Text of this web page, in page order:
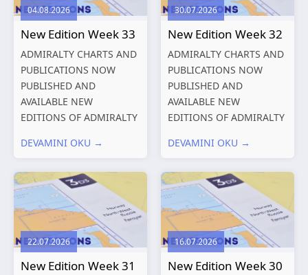
Dijital Yayınlar ve Uyum
Yönetimi çözümleri
sunmaktadır.
Hizmetlerimiz; gemi
işletmecileri, armatörler,
teknik yönetim şirketleri
ve denizcilik...
04.08.2026
New Edition Week 33
ADMIRALTY CHARTS AND
PUBLICATIONS NOW
PUBLISHED AND
AVAILABLE NEW
EDITIONS OF ADMIRALTY
PUBLICATIONS New
Charts published 13
August 2026 Chart
Title, limits
and other remarks
319
International chart
DEVAMINI OKU →
30.07.2026
New Edition Week 32
ADMIRALTY CHARTS AND
PUBLICATIONS NOW
PUBLISHED AND
AVAILABLE NEW
EDITIONS OF ADMIRALTY
PUBLICATIONS New
Charts published 06
August 2026 Chart Title,
limits and other remarks
1602 China – Chang...
DEVAMINI OKU →
22.07.2026
New Edition Week 31
16.07.2026
New Edition Week 30